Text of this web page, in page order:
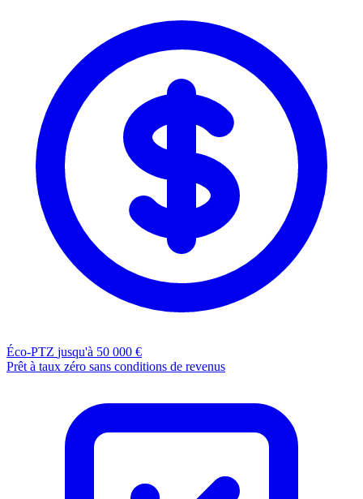
Éco-PTZ jusqu'à 50 000 €
Prêt à taux zéro sans conditions de revenus